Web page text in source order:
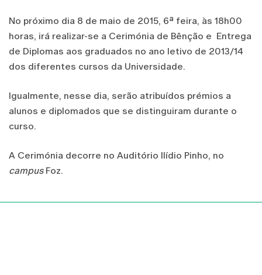
No próximo dia 8 de maio de 2015, 6ª feira, às 18h00
horas, irá realizar-se a Cerimónia de Bênção e Entrega
de Diplomas aos graduados no ano letivo de 2013/14
dos diferentes cursos da Universidade.
Igualmente, nesse dia, serão atribuídos prémios a
alunos e diplomados que se distinguiram durante o
curso.
A Cerimónia decorre no Auditório Ilídio Pinho, no
campusFoz.